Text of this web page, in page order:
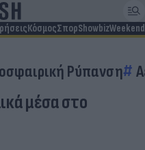
ΚόσμοςΣπορShowbizWeekend
Ρύπανση
μέσα στο